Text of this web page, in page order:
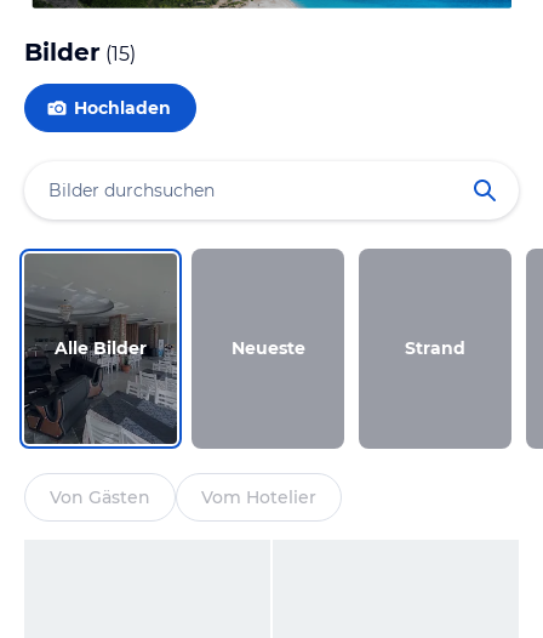
Bilder (15)
Hochladen
Alle Bilder Neueste Strand
Von Gästen Vom Hotelier